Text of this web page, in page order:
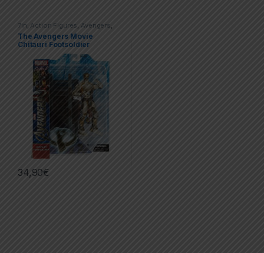
7in,Action Figures ,Avengers,
Marvel Select
The Avengers Movie
Chitauri Footsoldier
34,90€